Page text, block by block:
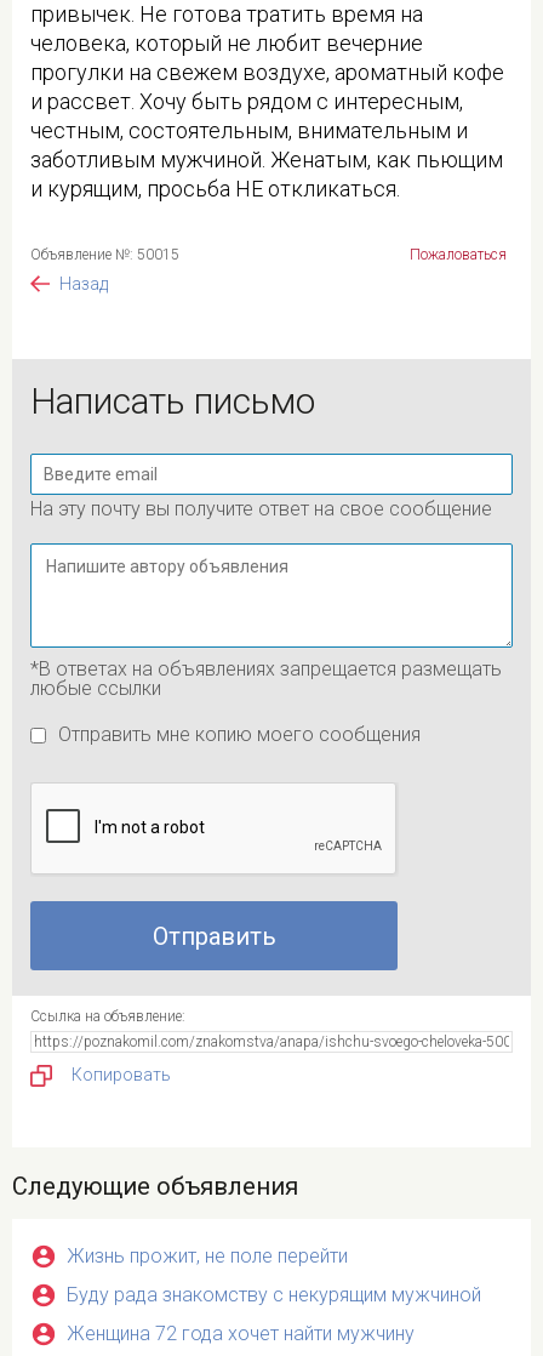
привычек. Не готова тратить время на
человека, который не любит вечерние
прогулки на свежем воздухе, ароматный кофе
и рассвет. Хочу быть рядом с интересным,
честным, состоятельным, внимательным и
заботливым мужчиной. Женатым, как пьющим
и курящим, просьба НЕ откликаться.
Объявление №: 50015 Пожаловаться
Назад
Написать письмо
На эту почту вы получите ответ на свое сообщение
*В ответах на объявлениях запрещается размещать
любые ссылки
Отправить мне копию моего сообщения
Ссылка на объявление:
Копировать
Следующие объявления
Жизнь прожит, не поле перейти
Буду рада знакомству с некурящим мужчиной
Женщина 72 года хочет найти мужчину